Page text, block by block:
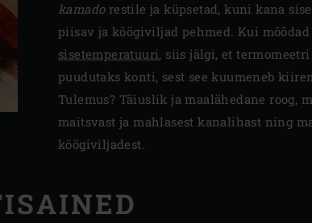
kamadorestile ja küpsetad, kuni kana
piisav ja köögiviljad pehmed. Kui
sisetemperatuuri, siis jälgi, et
puudutaks konti, sest see kuumeneb
Tulemus? Täiuslik ja maalähedane roog,
maitsvast ja mahlasest kanalihast ning
köögiviljadest.